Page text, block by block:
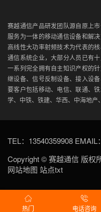
赛越通信产品研发团队源自原上
服务为一体的移动通信设备和解
高线性大功率射频技术为代表的
通信系统企业，大部分人员已有
一系列完全拥有自主知识产权的
继设备、信号反制设备、接入设
要客户包括移动、电信、联通、
学、中铁、铁建、华西、中海地产
TEL：13540359908 EMAIL
Copyright © 赛越通信 版权
网站地图 站点txt
热门 电话咨询